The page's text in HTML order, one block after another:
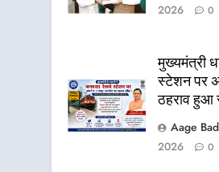
2026
0
मुख्यमंत्री
स्टेशन पर
ठहराव हुआ
Aage
2026
0